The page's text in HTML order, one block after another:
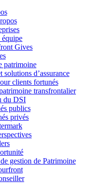
Gives
patrimoine
solutions d’assurance
clients fortunés
transfrontalier
du DSI
publics
privés
gestion de Patrimoine